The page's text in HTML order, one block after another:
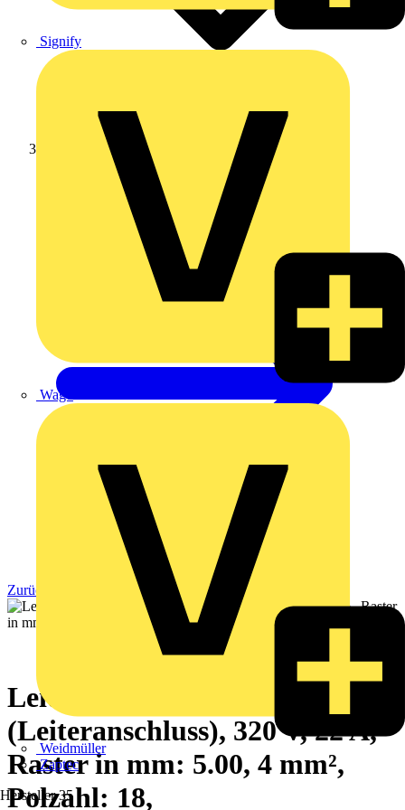
Signify
Wago
Weidmüller
Zaptec
Hersteller 35
Zurück zu Produkte
Leiterplattensteckverbinder
(Leiteranschluss), 320 V, 22 A,
Raster in mm: 5.00, 4 mm²,
Polzahl: 18,